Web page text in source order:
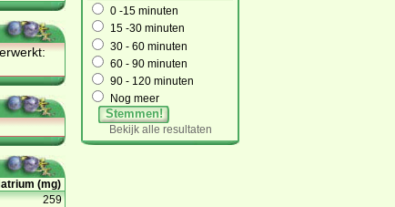
(mg)
259
0 -15 minuten
15 -30 minuten
30 - 60 minuten
60 - 90 minuten
90 - 120 minuten
Nog meer
Stemmen!
Bekijk alle resultaten